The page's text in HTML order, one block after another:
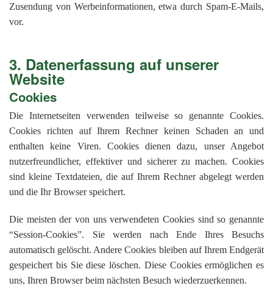
Zusendung von Werbeinformationen, etwa durch Spam-E-Mails,
vor.
3. Datenerfassung auf unserer
Website
Cookies
Die Internetseiten verwenden teilweise so genannte Cookies.
Cookies richten auf Ihrem Rechner keinen Schaden an und
enthalten keine Viren. Cookies dienen dazu, unser Angebot
nutzerfreundlicher, effektiver und sicherer zu machen. Cookies
sind kleine Textdateien, die auf Ihrem Rechner abgelegt werden
und die Ihr Browser speichert.
Die meisten der von uns verwendeten Cookies sind so genannte
“Session-Cookies”. Sie werden nach Ende Ihres Besuchs
automatisch gelöscht. Andere Cookies bleiben auf Ihrem Endgerät
gespeichert bis Sie diese löschen. Diese Cookies ermöglichen es
uns, Ihren Browser beim nächsten Besuch wiederzuerkennen.